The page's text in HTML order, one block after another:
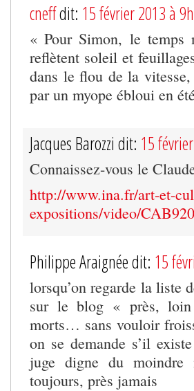
cneffdit: 15 février 2013 à
« Pour Simon, le temps
reflètent soleil et
dans le flou de la
par un myope ébloui en
Jacques Barozzi dit: 15
Connaissez-vous le
http://www.ina.fr/art-et-
expositions/video/
Philippe Araignée dit: 15
lorsqu’on regarde la liste
sur le blog « près, loin
morts… sans vouloir
on se demande s’il
juge digne du
toujours, près jamais